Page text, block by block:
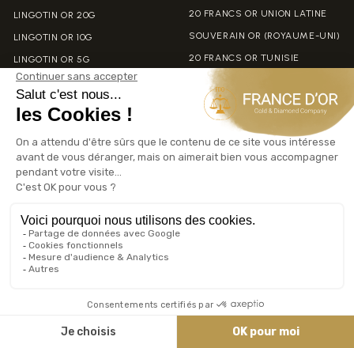
LINGOTIN OR 20G
LINGOTIN OR 10G
LINGOTIN OR 5G
➤ ACHAT LINGOT OR
20 FRANCS OR UNION LATINE
SOUVERAIN OR (ROYAUME-UNI)
20 FRANCS OR TUNISIE
50 PESOS OR (MEXIQUE)
10$ OR LIBERTY AMERICAN
EAGLE USA
➤ ACHAT PIÈCES OR
➤ VENDRE PIÈCES OR
D’ARGENT
LINGOT ARGENT 1KG
5 FRANCS SEMEUSE ARGENT
RÉALITÉ ?